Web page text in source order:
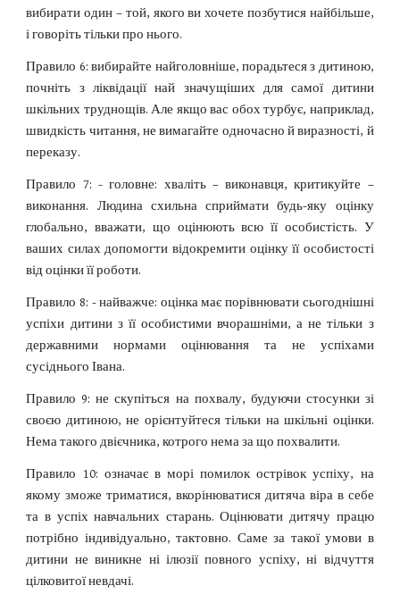
вибирати один – той, якого ви хочете позбутися найбільше,
і говоріть тільки про нього.
Правило 6: вибирайте найголовніше, порадьтеся з дитиною,
почніть з ліквідації най значущіших для самої дитини
шкільних труднощів. Але якщо вас обох турбує, наприклад,
швидкість читання, не вимагайте одночасно й виразності, й
переказу.
Правило 7: - головне: хваліть – виконавця, критикуйте –
виконання. Людина схильна сприймати будь-яку оцінку
глобально, вважати, що оцінюють всю її особистість. У
ваших силах допомогти відокремити оцінку її особистості
від оцінки її роботи.
Правило 8: - найважче: оцінка має порівнювати сьогоднішні
успіхи дитини з її особистими вчорашніми, а не тільки з
державними нормами оцінювання та не успіхами
сусіднього Івана.
Правило 9: не скупіться на похвалу, будуючи стосунки зі
своєю дитиною, не орієнтуйтеся тільки на шкільні оцінки.
Нема такого двієчника, котрого нема за що похвалити.
Правило 10: означає в морі помилок острівок успіху, на
якому зможе триматися, вкорінюватися дитяча віра в себе
та в успіх навчальних старань. Оцінювати дитячу працю
потрібно індивідуально, тактовно. Саме за такої умови в
дитини не виникне ні ілюзії повного успіху, ні відчуття
цілковитої невдачі.